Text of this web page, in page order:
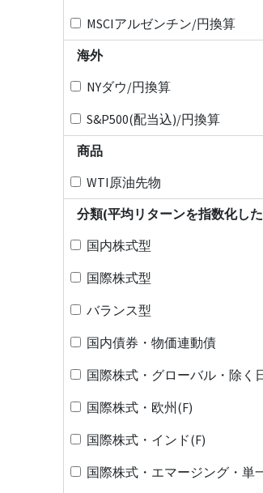
MSCIアルゼンチン/円換算
海外
NYダウ/円換算
S&P500(配当込)/円換算
商品
WTI原油先物
分類(平均リターンを指数化し
国内株式型
国際株式型
バランス型
国内債券・物価連動債
国際株式・グローバル・除く
国際株式・欧州(F)
国際株式・インド(F)
国際株式・エマージング・単